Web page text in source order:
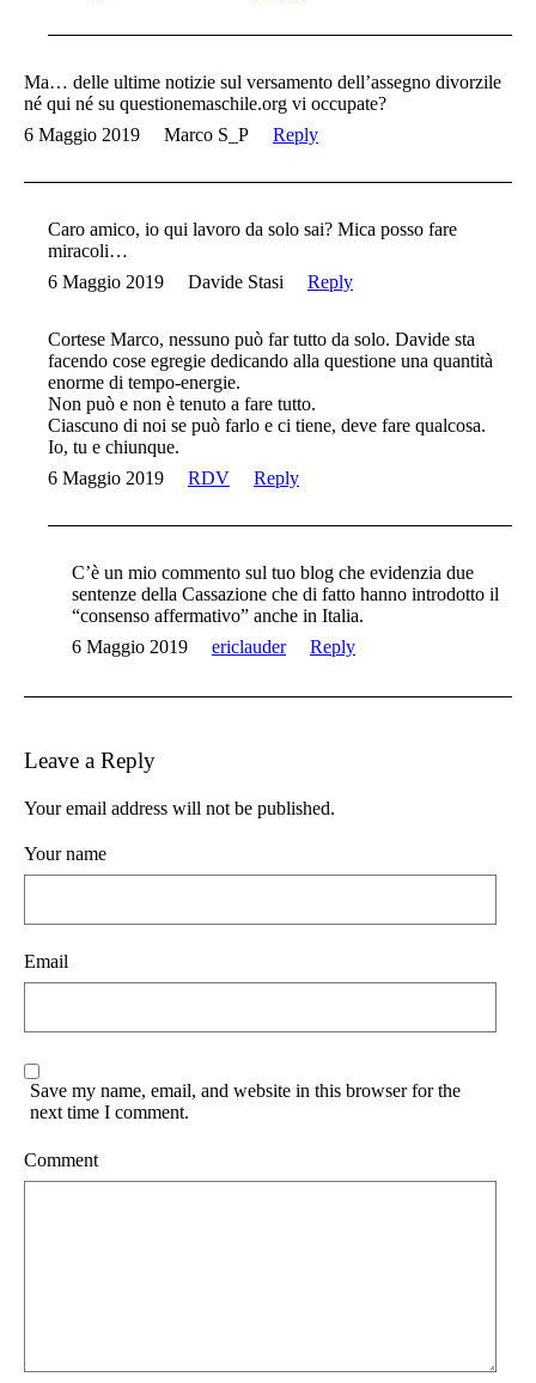
Ma… delle ultime notizie sul versamento dell’assegno divorzile
né qui né su questionemaschile.org vi occupate?
6 Maggio 2019
Marco S_P Reply
Caro amico, io qui lavoro da solo sai? Mica posso fare
miracoli…
6 Maggio 2019
Davide Stasi Reply
Cortese Marco, nessuno può far tutto da solo. Davide sta
facendo cose egregie dedicando alla questione una quantità
enorme di tempo-energie.
Non può e non è tenuto a fare tutto.
Ciascuno di noi se può farlo e ci tiene, deve fare qualcosa.
Io, tu e chiunque.
6 Maggio 2019
RDV Reply
C’è un mio commento sul tuo blog che evidenzia due
sentenze della Cassazione che di fatto hanno introdotto il
“consenso affermativo” anche in Italia.
6 Maggio 2019
ericlauder Reply
Leave a Reply
Your email address will not be published.
Your name
Email
Save my name, email, and website in this browser for the
next time I comment.
Comment